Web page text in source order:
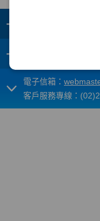
+
+
電子信箱：
客戶服務專線：